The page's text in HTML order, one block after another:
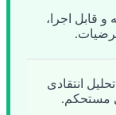
و قابل اجرا،
انتقادی
مستحکم.